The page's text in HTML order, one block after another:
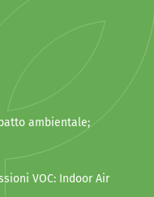
ambientale;
VOC: Indoor Air